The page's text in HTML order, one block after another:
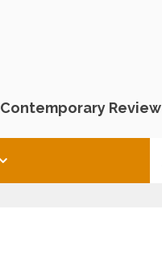
Contemporary Review